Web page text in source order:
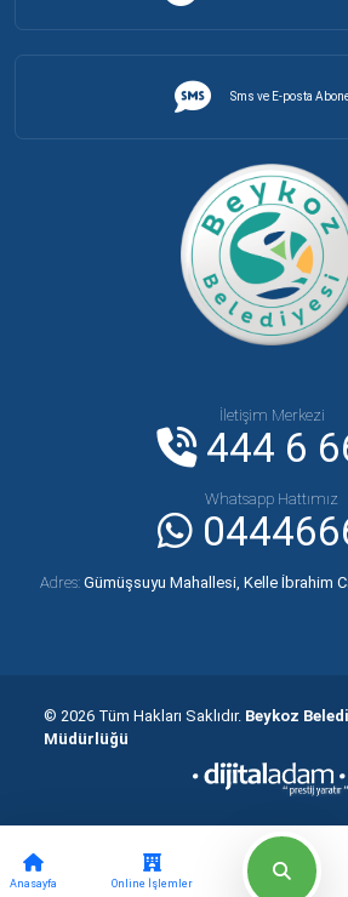
Anasayfa Online İşlemler
Sms ve E-posta
İletişim Merkezi
444 6
Whatsapp Hattımız
Adres: Gümüşsuyu Mahallesi, Kelle İbrahim
© 2026 Tüm Hakları Saklıdır. Beykoz
Müdürlüğü